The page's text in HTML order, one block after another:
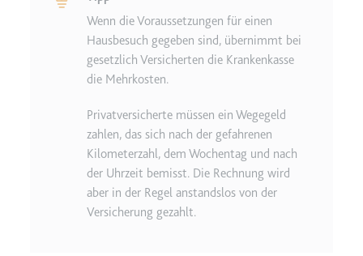
Wenn die Voraussetzungen für einen
Hausbesuch gegeben sind, übernimmt bei
gesetzlich Versicherten die Krankenkasse
die Mehrkosten.
Privatversicherte müssen ein Wegegeld
zahlen, das sich nach der gefahrenen
Kilometerzahl, dem Wochentag und nach
der Uhrzeit bemisst. Die Rechnung wird
aber in der Regel anstandslos von der
Versicherung gezahlt.